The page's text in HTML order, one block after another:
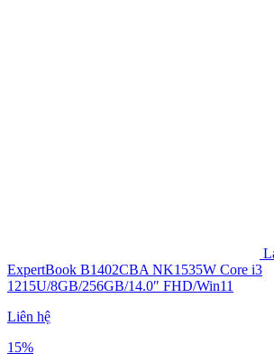
ExpertBook B1402CBA NK1535W Core i3
1215U/8GB/256GB/14.0″ FHD/Win11
Liên hệ
15%